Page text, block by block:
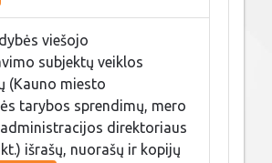
viešojo
subjektų veiklos
(Kauno miesto
tarybos sprendimų, mero
direktoriaus
išrašų, nuorašų ir kopijų